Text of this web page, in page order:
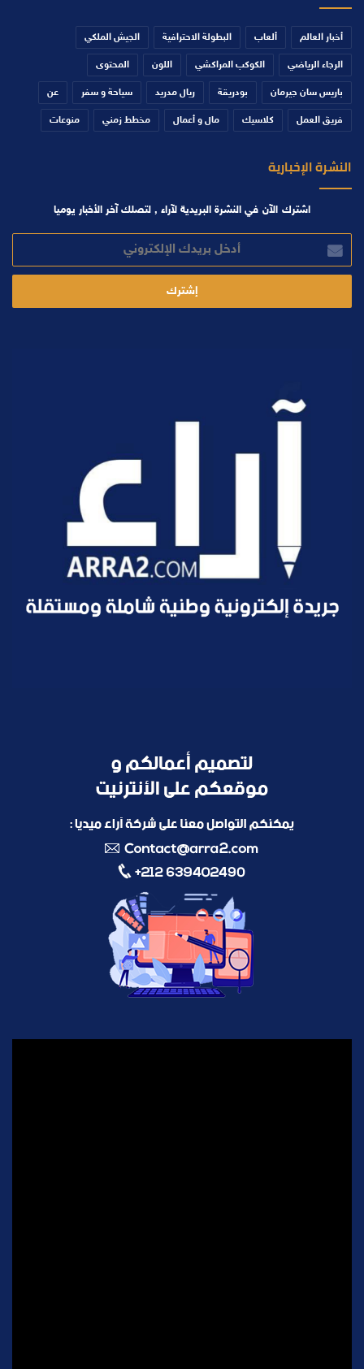
أخبار العالم ألعاب البطولة الاحترافية الجيش الملكي
الرجاء الرياضي الكوكب المراكشي اللون المحتوى
باريس سان جيرمان بودريقة ريال مدريد سياحة و سفر عن
فريق العمل كلاسيك مال و أعمال مخطط زمني منوعات
النشرة الإخبارية
اشترك الآن في النشرة البريدية لآراء , لتصلك آخر الأخبار يوميا
بريدك
الإلكتروني